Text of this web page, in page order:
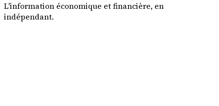
L'information économique et financière, en
indépendant.